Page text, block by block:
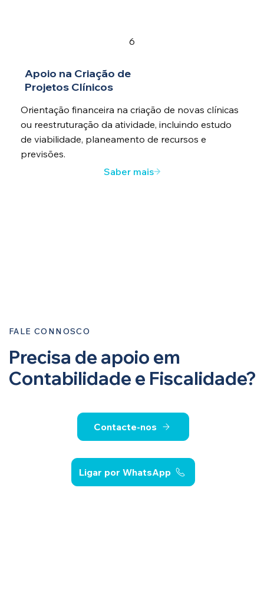
6
Apoio na Criação de
Projetos Clínicos
Orientação financeira na criação de novas clínicas
ou reestruturação da atividade, incluindo estudo
de viabilidade, planeamento de recursos e
previsões.
Saber mais
FALE CONNOSCO
Precisa de apoio em
Contabilidade e Fiscalidade?
Contacte-nos
Ligar por WhatsApp